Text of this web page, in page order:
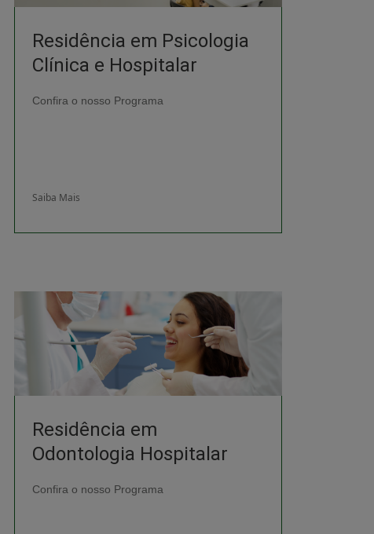
Residência em Psicologia
Clínica e Hospitalar
Confira o nosso Programa
Saiba Mais
Residência em
Odontologia Hospitalar
Confira o nosso Programa